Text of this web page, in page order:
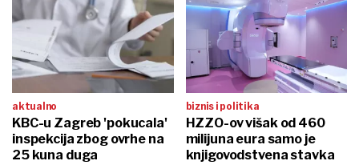
aktualno
KBC-u Zagreb 'pokucala'
inspekcija zbog ovrhe na
25 kuna duga
biznis i politika
HZZO-ov višak od 460
milijuna eura samo je
knjigovodstvena stavka